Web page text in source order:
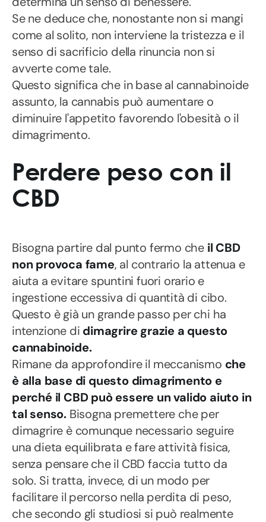
Se ne deduce che, nonostante non si mangi
come al solito, non interviene la tristezza e il
senso di sacrificio della rinuncia non si
avverte come tale.
Questo significa che in base al cannabinoide
assunto, la cannabis può aumentare o
diminuire l'appetito favorendo l'obesità o il
dimagrimento.
Perdere peso con il
CBD
Bisogna partire dal punto fermo che il CBD
non provoca fame, al contrario la attenua e
aiuta a evitare spuntini fuori orario e
ingestione eccessiva di quantità di cibo.
Questo è già un grande passo per chi ha
intenzione di dimagrire grazie a questo
cannabinoide.
Rimane da approfondire il meccanismo che
è alla base di questo dimagrimento e
perché il CBD può essere un valido aiuto in
tal senso. Bisogna premettere che per
dimagrire è comunque necessario seguire
una dieta equilibrata e fare attività fisica,
senza pensare che il CBD faccia tutto da
solo. Si tratta, invece, di un modo per
facilitare il percorso nella perdita di peso,
che secondo gli studiosi si può realmente